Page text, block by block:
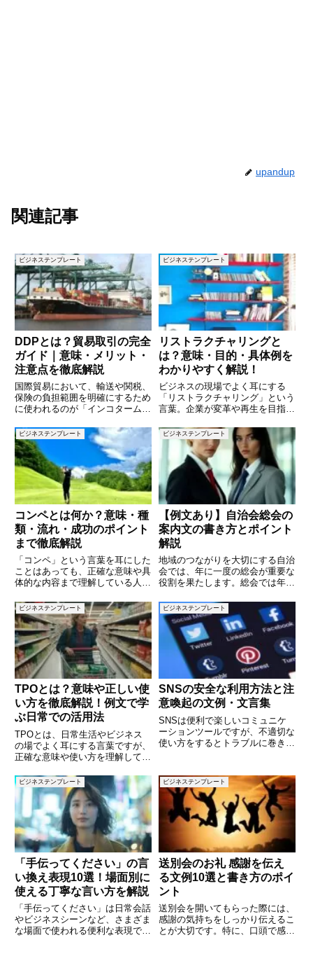
upandup
関連記事
ビジネステンプレート
DDPとは？貿易取引の完全
ガイド｜意味・メリット・
注意点を徹底解説
国際貿易において、輸送や関税、
保険の負担範囲を明確にするため
に使われるのが「インコタームズ
も DDP（Delivered Duty Paid：
仕向地持込渡し・関税込み）
は、売り手が買い手の指定場所ま
で
ビジネステンプレート
リストラクチャリングと
は？意味・目的・具体例を
わかりやすく解説！
ビジネスの現場でよく耳にする
「リストラクチャリング」という
言葉。企業が変革や再生を目指す
この概念ですが、具体的に何を意
味し、どのような目的で実施され
るのか、理解している人は意外に
少ないかもしれません。本記事で
ビジネステンプレート
コンペとは何か？意味・種
類・流れ・成功のポイント
まで徹底解説
「コンペ」という言葉を耳にした
ことはあっても、正確な意味や具
体的な内容まで理解している人は
ジネス、建築、デザイン、ゴルフ
など、さまざまな分野で使われる
この言葉は、「競争」や「提案の
比較」という意味を持ちます。本
ビジネステンプレート
【例文あり】自治会総会の
案内文の書き方とポイント
解説
地域のつながりを大切にする自治
会では、年に一度の総会が重要な
役割を果たします。総会では年間
告などが行われ、住民同士の意見
交換の場にもなります。この大切
な総会を円滑に実施するには、参
加者にわかりやすく丁寧な案内文
ビジネステンプレート
TPOとは？意味や正しい使
い方を徹底解説！例文で学
ぶ日常での活用法
TPOとは、日常生活やビジネス
の場でよく耳にする言葉ですが、
正確な意味や使い方を理解してい
場所（Place）、場合
（Occasion）」の頭文字をとっ
た言葉で、その場にふさわしい行
動や言葉遣いを指します。こ
ビジネステンプレート
SNSの安全な利用方法と注
意喚起の文例・文言集
SNSは便利で楽しいコミュニケ
ーションツールですが、不適切な
使い方をするとトラブルに巻き込
めのポイントや注意喚起の文例を
紹介します。わかりやすい表現
で、SNS利用のルールやマナー
に
ビジネステンプレート
「手伝ってください」の言
い換え表現10選！場面別に
使える丁寧な言い方を解説
「手伝ってください」は日常会話
やビジネスシーンなど、さまざま
な場面で使われる便利な表現で
ビジネステンプレート
送別会のお礼 感謝を伝え
る文例10選と書き方のポイ
ント
送別会を開いてもらった際には、
感謝の気持ちをしっかり伝えるこ
とが大切です。特に、口頭で感謝